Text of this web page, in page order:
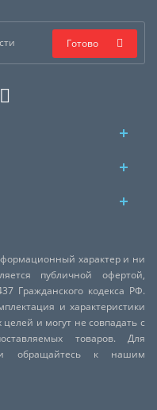
Готово
характер и ни
публичной офертой,
Гражданского кодекса РФ.
и характеристики
и могут не совпадать с
товаров. Для
обращайтесь к нашим